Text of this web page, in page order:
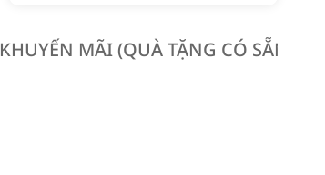
KHUYẾN MÃI (QUÀ TẶNG CÓ SẴN